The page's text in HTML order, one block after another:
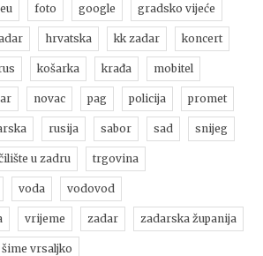
eu foto google gradsko vijeće
hrvatska kk zadar koncert
košarka krađa mobitel
novac pag policija promet
rusija sabor sad snijeg
u zadru trgovina
voda vodovod
vrijeme zadar zadarska županija
šime vrsaljko